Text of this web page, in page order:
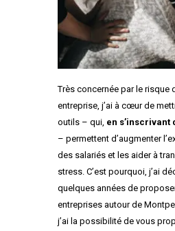
Très concernée par le risque
entreprise, j’ai à cœur de
outils – qui, en s’inscrivant
– permettent d’augmenter
des salariés et les aider à
stress. C’est pourquoi, j’ai
quelques années de
entreprises autour de
j’ai la possibilité de vous